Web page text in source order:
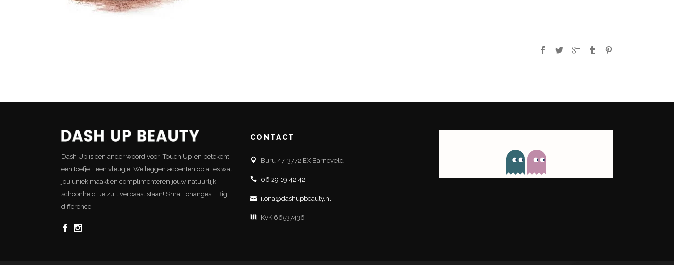
Dash Up is een ander woord voor ‘Touch Up’ en betekent
een toefje... een vleugje! We leggen accenten op alles wat
jou uniek maakt en complimenteren jouw natuurlijk
schoonheid. Je zult verbaast staan! Small changes... Big
difference!
CONTACT
Buru 47, 3772 EX Barneveld
06 29 19 42 42
ilona@dashupbeauty.nl
KvK 66537436